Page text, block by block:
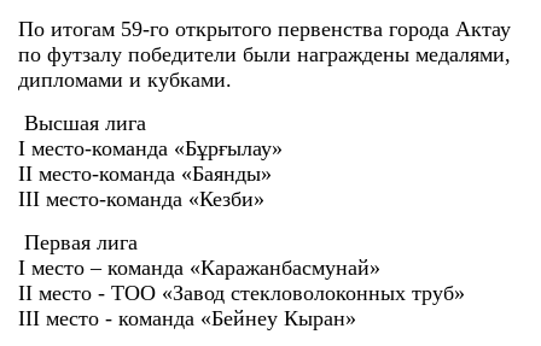
По итогам 59-го открытого первенства города Актау
по футзалу победители были награждены медалями,
дипломами и кубками.
Высшая лига
I место-команда «Бұрғылау»
II место-команда «Баянды»
III место-команда «Кезби»
Первая лига
I место – команда «Каражанбасмунай»
II место - ТОО «Завод стекловолоконных труб»
III место - команда «Бейнеу Кыран»